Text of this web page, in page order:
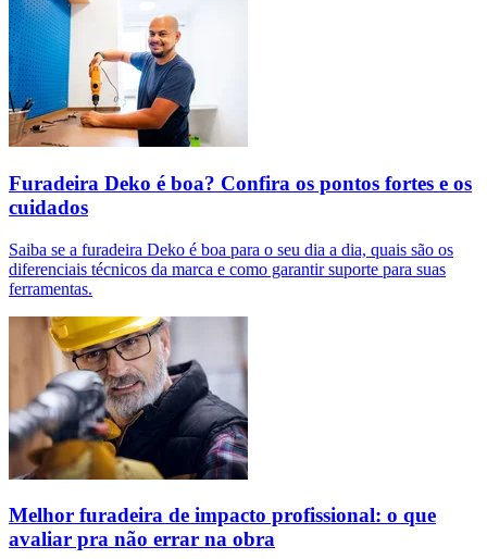
Furadeira Deko é boa? Confira os pontos fortes e os
cuidados
Saiba se a furadeira Deko é boa para o seu dia a dia, quais são os
diferenciais técnicos da marca e como garantir suporte para suas
ferramentas.
Melhor furadeira de impacto profissional: o que
avaliar pra não errar na obra